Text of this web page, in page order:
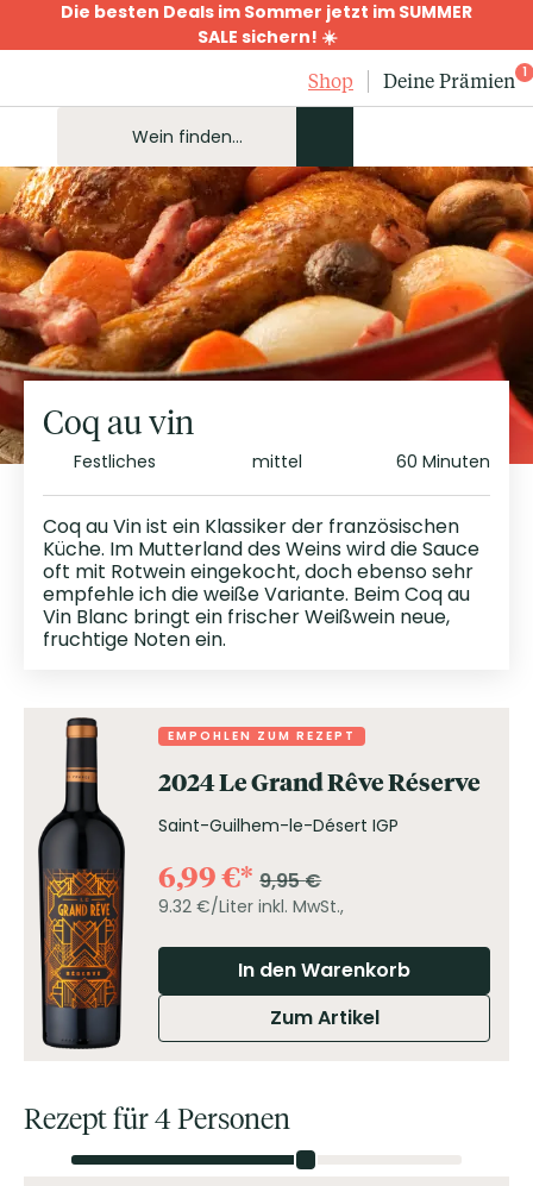
Die besten Deals im Sommer jetzt im SUMMER
SALE sichern! ☀️
Shop
Deine Prämien 1
Coq au vin
Festliches mittel 60 Minuten
Coq au Vin ist ein Klassiker der französischen
Küche. Im Mutterland des Weins wird die Sauce
oft mit Rotwein eingekocht, doch ebenso sehr
empfehle ich die weiße Variante. Beim Coq au
Vin Blanc bringt ein frischer Weißwein neue,
fruchtige Noten ein.
EMPOHLEN ZUM REZEPT
2024 Le Grand Rêve Réserve
Saint-Guilhem-le-Désert IGP
6,99€ 9,95€
9.32 €/Liter inkl. MwSt.,
In den Warenkorb
Zum Artikel
Rezept für 4 Personen